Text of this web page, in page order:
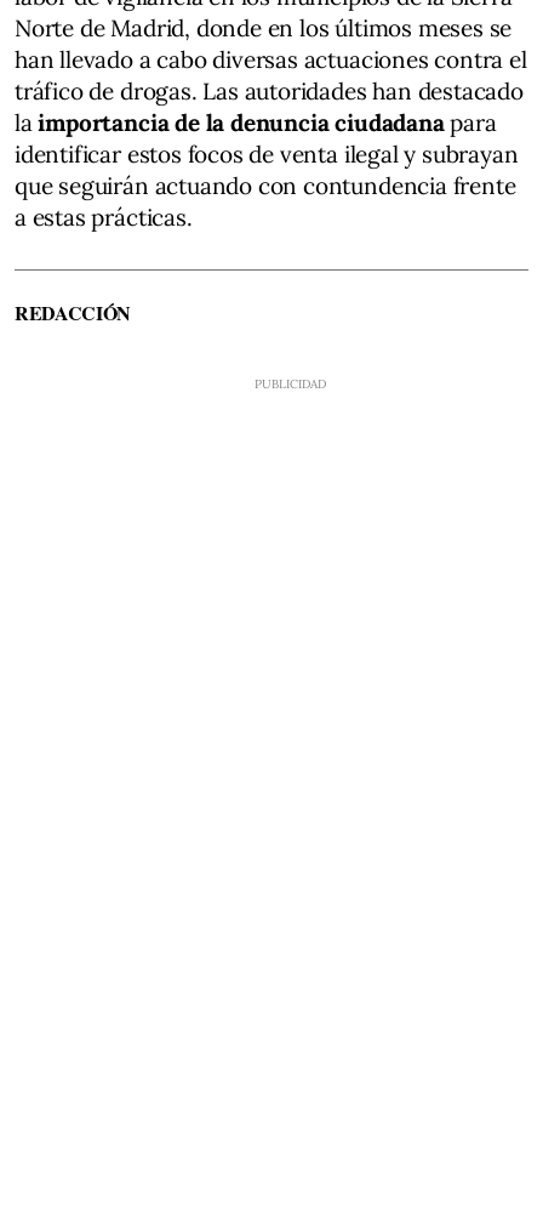
Norte de Madrid, donde en los últimos meses se
han llevado a cabo diversas actuaciones contra el
tráfico de drogas. Las autoridades han destacado
laimportancia de la denuncia ciudadanapara
identificar estos focos de venta ilegal y subrayan
que seguirán actuando con contundencia frente
a estas prácticas.
REDACCIÓN